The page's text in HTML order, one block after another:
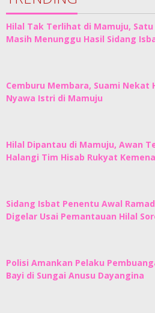
Hilal Tak Terlihat di Mamuju, Satu
Masih Menunggu Hasil Sidang
Cemburu Membara, Suami Nekat
Nyawa Istri di Mamuju
Hilal Dipantau di Mamuju, Awan
Halangi Tim Hisab Rukyat
Sidang Isbat Penentu Awal
Digelar Usai Pemantauan Hilal
Polisi Amankan Pelaku
Bayi di Sungai Anusu Dayangina